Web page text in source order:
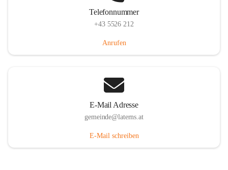
Telefonnummer
+43 5526 212
Anrufen
E-Mail Adresse
gemeinde@laterns.at
E-Mail schreiben